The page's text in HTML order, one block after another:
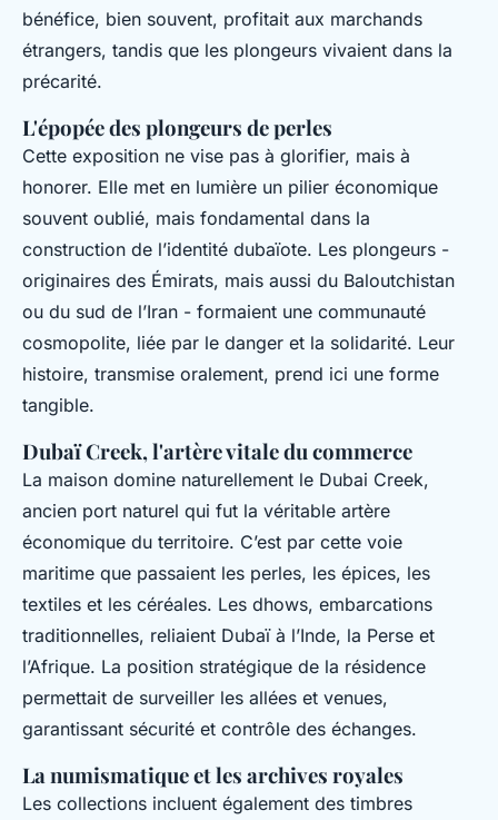
bénéfice, bien souvent, profitait aux marchands
étrangers, tandis que les plongeurs vivaient dans la
précarité.
L'épopée des plongeurs de perles
Cette exposition ne vise pas à glorifier, mais à
honorer. Elle met en lumière un pilier économique
souvent oublié, mais fondamental dans la
construction de l’identité dubaïote. Les plongeurs -
originaires des Émirats, mais aussi du Baloutchistan
ou du sud de l’Iran - formaient une communauté
cosmopolite, liée par le danger et la solidarité. Leur
histoire, transmise oralement, prend ici une forme
tangible.
Dubaï Creek, l'artère vitale du commerce
La maison domine naturellement le Dubai Creek,
ancien port naturel qui fut la véritable artère
économique du territoire. C’est par cette voie
maritime que passaient les perles, les épices, les
textiles et les céréales. Les dhows, embarcations
traditionnelles, reliaient Dubaï à l’Inde, la Perse et
l’Afrique. La position stratégique de la résidence
permettait de surveiller les allées et venues,
garantissant sécurité et contrôle des échanges.
La numismatique et les archives royales
Les collections incluent également des timbres